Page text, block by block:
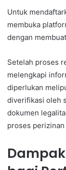
Untuk
membuka
dengan
Setelah proses
melengkapi
diperlukan
diverifikasi oleh
dokumen
proses